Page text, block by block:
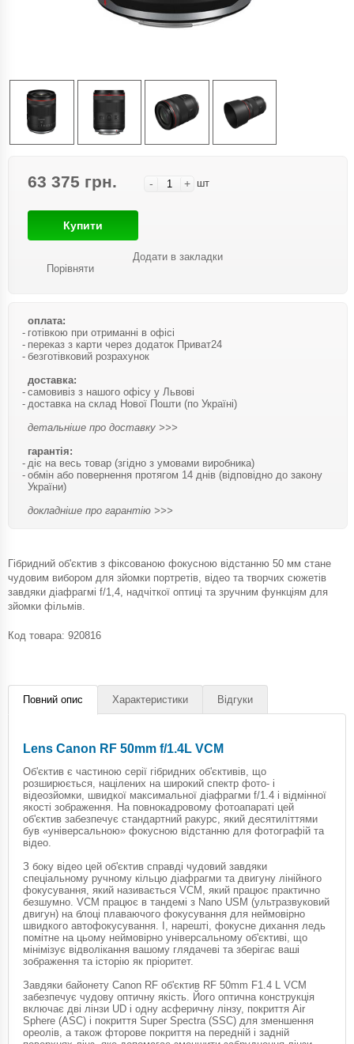
63 375 грн. - + шт
Купити
Порівняти
Додати в закладки
оплата:
готівкою при отриманні в офісі
переказ з карти через додаток Приват24
безготівковий розрахунок
доставка:
самовивіз з нашого офісу у Львові
доставка на склад Нової Пошти (по Україні)
детальніше про доставку >>>
гарантія:
діє на весь товар (згідно з умовами виробника)
обмін або повернення протягом 14 днів (відповідно до закону
України)
докладніше про гарантію >>>
Гібридний об'єктив з фіксованою фокусною відстанню 50 мм стане
чудовим вибором для зйомки портретів, відео та творчих сюжетів
завдяки діафрагмі f/1,4, надчіткої оптиці та зручним функціям для
зйомки фільмів.
Код товара: 920816
Повний опис Характеристики Відгуки
Lens Canon RF 50mm f/1.4L VCM
Об'єктив є частиною серії гібридних об'єктивів, що
розширюється, націлених на широкий спектр фото- і
відеозйомки, швидкої максимальної діафрагми f/1.4 і відмінної
якості зображення. На повнокадровому фотоапараті цей
об'єктив забезпечує стандартний ракурс, який десятиліттями
був «універсальною» фокусною відстанню для фотографій та
відео.
З боку відео цей об'єктив справді чудовий завдяки
спеціальному ручному кільцю діафрагми та двигуну лінійного
фокусування, який називається VCM, який працює практично
безшумно. VCM працює в тандемі з Nano USM (ультразвуковий
двигун) на блоці плаваючого фокусування для неймовірно
швидкого автофокусування. І, нарешті, фокусне дихання ледь
помітне на цьому неймовірно універсальному об'єктиві, що
мінімізує відволікання вашому глядачеві та зберігає ваші
зображення та історію як пріоритет.
Завдяки байонету Canon RF об'єктив RF 50mm F1.4 L VCM
забезпечує чудову оптичну якість. Його оптична конструкція
включає дві лінзи UD і одну асферичну лінзу, покриття Air
Sphere (ASC) і покриття Super Spectra (SSC) для зменшення
ореолів, а також фторове покриття на передній і задній